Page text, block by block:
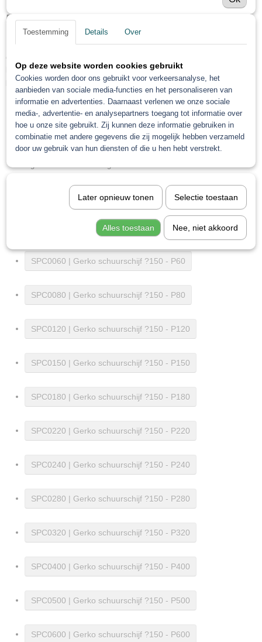
50 st
Gerko blue ceramic schuurschijf is gemaakt met Premium korrel, sterke
hars binding en speciale stearaat coating. Dit zorgt voor superieure
prestaties en levensduur. Het heeft een algemene toepassing.
Keramische aluminiumoxidekorrels
Hoge aanvangskracht voor efficiënt schuren
Duurzaam door anti-verstoppingslaag
SPC0040 | Gerko schuurschijf ?150 - P40
SPC0060 | Gerko schuurschijf ?150 - P60
SPC0080 | Gerko schuurschijf ?150 - P80
SPC0120 | Gerko schuurschijf ?150 - P120
SPC0150 | Gerko schuurschijf ?150 - P150
SPC0180 | Gerko schuurschijf ?150 - P180
SPC0220 | Gerko schuurschijf ?150 - P220
SPC0240 | Gerko schuurschijf ?150 - P240
SPC0280 | Gerko schuurschijf ?150 - P280
SPC0320 | Gerko schuurschijf ?150 - P320
SPC0400 | Gerko schuurschijf ?150 - P400
SPC0500 | Gerko schuurschijf ?150 - P500
SPC0600 | Gerko schuurschijf ?150 - P600
Toestemming Details Over
Op deze website worden cookies gebruikt
Cookies worden door ons gebruikt voor verkeersanalyse, het
aanbieden van sociale media-functies en het personaliseren van
informatie en advertenties. Daarnaast verlenen we onze sociale
media-, advertentie- en analysepartners toegang tot informatie over
hoe u onze site gebruikt. Zij kunnen deze informatie gebruiken in
combinatie met andere gegevens die zij mogelijk hebben verzameld
door uw gebruik van hun diensten of die u hen hebt verstrekt.
Later opnieuw tonen Selectie toestaan
Alles toestaan Nee, niet akkoord